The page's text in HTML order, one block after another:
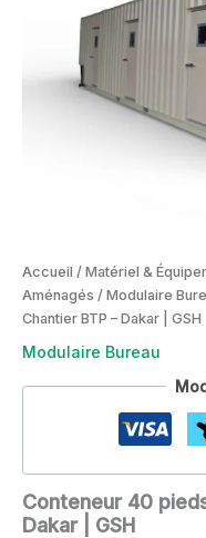
Accueil / Matériel &
Aménagés / Modulaire
Chantier BTP – Dakar | GSH
Modulaire Bureau
Conteneur 40
Dakar | GSH